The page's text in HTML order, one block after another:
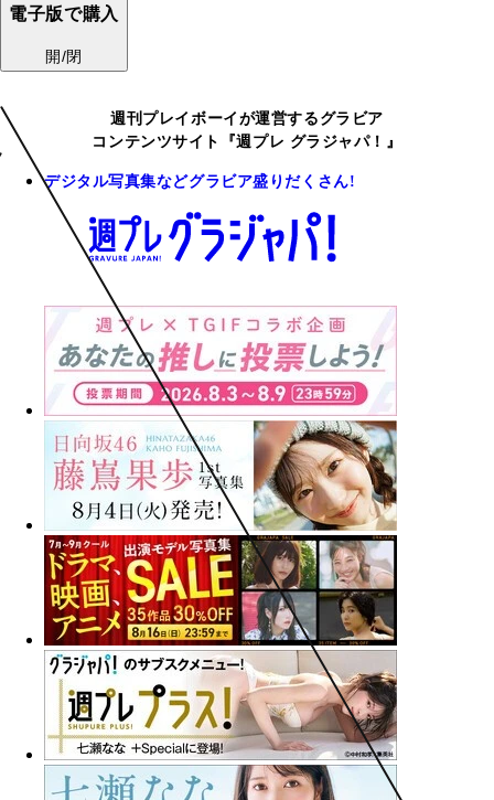
電子版で購入
開/閉
週刊プレイボーイが運営するグラビア
コンテンツサイト『週プレ グラジャパ！』
デジタル写真集などグラビア盛りだくさん!